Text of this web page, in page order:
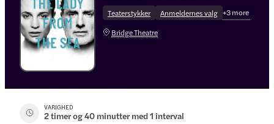
Teaterstykker Anmeldernes valg +3more
Bridge Theatre
VARIGHED
2 timer og 40 minutter med 1 interval